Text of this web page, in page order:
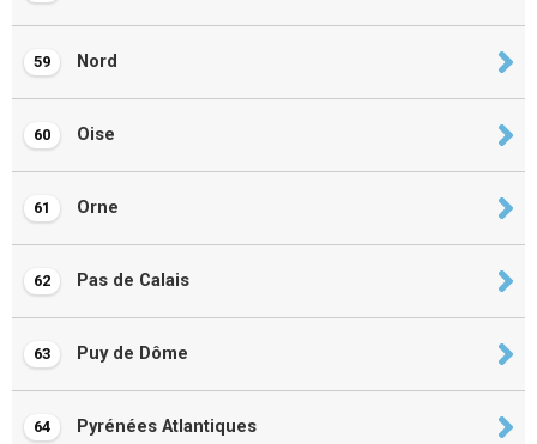
59 Nord
60 Oise
61 Orne
62 Pas de Calais
63 Puy de Dôme
64 Pyrénées Atlantiques